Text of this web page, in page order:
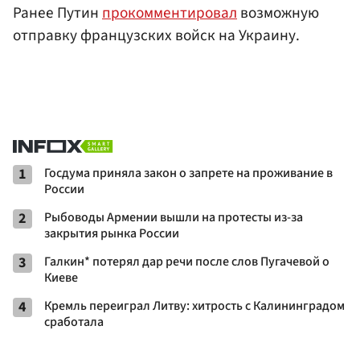
Ранее Путинпрокомментировалвозможную
отправку французских войск на Украину.
1
Госдума приняла закон о запрете на проживание в
России
2
Рыбоводы Армении вышли на протесты из-за
закрытия рынка России
3
Галкин* потерял дар речи после слов Пугачевой о
Киеве
4
Кремль переиграл Литву: хитрость с Калининградом
сработала